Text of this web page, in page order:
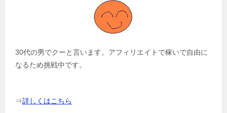
30代の男でクーと言います。アフィリエイトで稼いで自由に
なるため挑戦中です。
⇒詳しくはこちら